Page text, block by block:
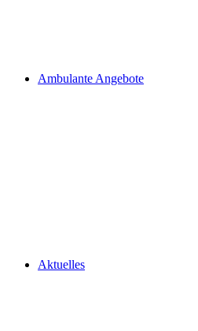
Aktuelles
Ambulante Angebote